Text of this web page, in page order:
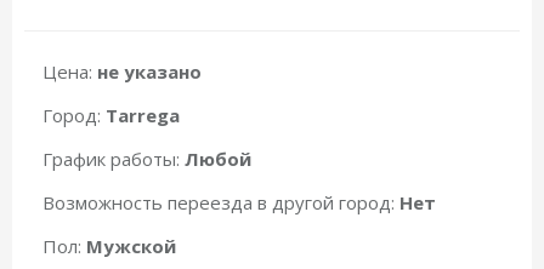
Цена: не указано
Город: Tarrega
График работы: Любой
Возможность переезда в другой город: Нет
Пол: Мужской